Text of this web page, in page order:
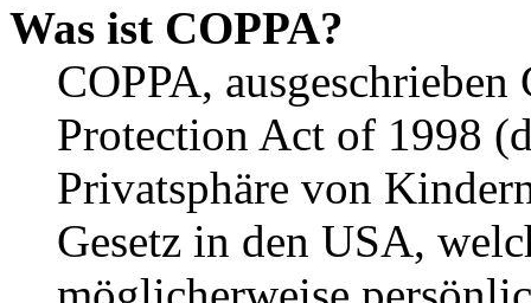
Was ist COPPA?
COPPA,
Protection Act of 1998
Privatsphäre von
Gesetz in den USA,